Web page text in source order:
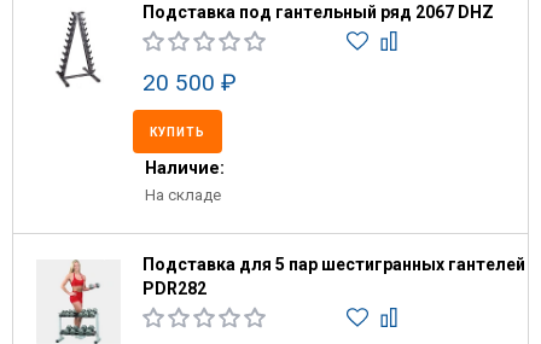
Подставка под гантельный ряд 2067 DHZ
20 500 ₽
КУПИТЬ
Наличие:
На складе
Подставка для 5 пар шестигранных гантелей
PDR282